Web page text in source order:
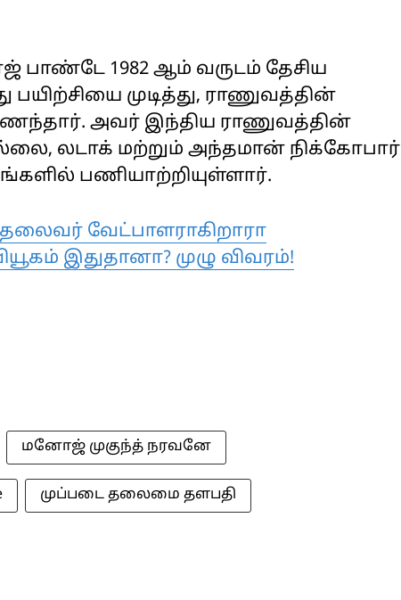
1982 ஆம் வருடம் தேசிய
பயிற்சியை முடித்து, ராணுவத்தின்
அவர் இந்திய ராணுவத்தின்
லடாக் மற்றும் அந்தமான் நிக்கோபார்
பணியாற்றியுள்ளார்.
தலைவர் வேட்பாளராகிறாரா
இதுதானா? முழு விவரம்!
மனோஜ் முகுந்த் நரவனே
முப்படை தலைமை தளபதி